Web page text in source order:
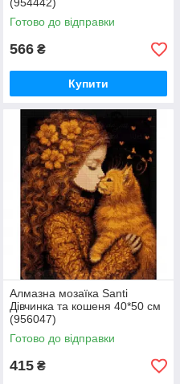
(954442)
Готово до відправки
566 ₴
Купити
Алмазна мозаїка Santi
Дівчинка та кошеня 40*50 см
(956047)
Готово до відправки
415 ₴